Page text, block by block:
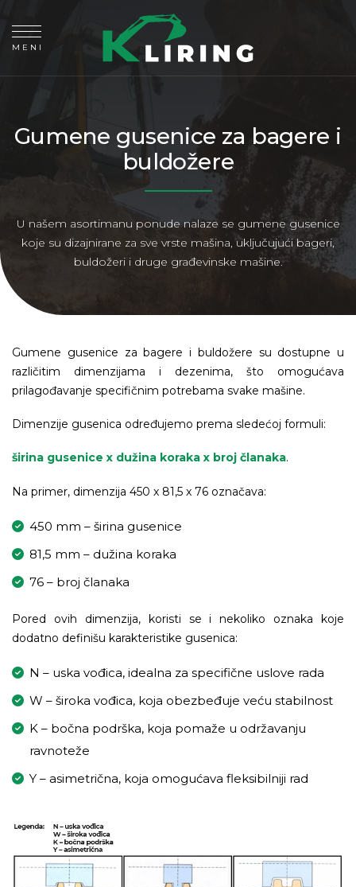
MENI
Gumene gusenice za bagere i
buldožere
U našem asortimanu ponude nalaze se gumene gusenice
koje su dizajnirane za sve vrste mašina, uključujući bageri,
buldožeri i druge građevinske mašine.
Gumene gusenice za bagere i buldožere su dostupne u
različitim dimenzijama i dezenima, što omogućava
prilagođavanje specifičnim potrebama svake mašine.
Dimenzije gusenica određujemo prema sledećoj formuli:
širina gusenice x dužina koraka x broj članaka.
Na primer, dimenzija 450 x 81,5 x 76 označava:
450 mm – širina gusenice
81,5 mm – dužina koraka
76 – broj članaka
Pored ovih dimenzija, koristi se i nekoliko oznaka koje
dodatno definišu karakteristike gusenica:
N – uska vođica, idealna za specifične uslove rada
W – široka vođica, koja obezbeđuje veću stabilnost
K – bočna podrška, koja pomaže u održavanju
ravnoteže
Y – asimetrična, koja omogućava fleksibilniji rad